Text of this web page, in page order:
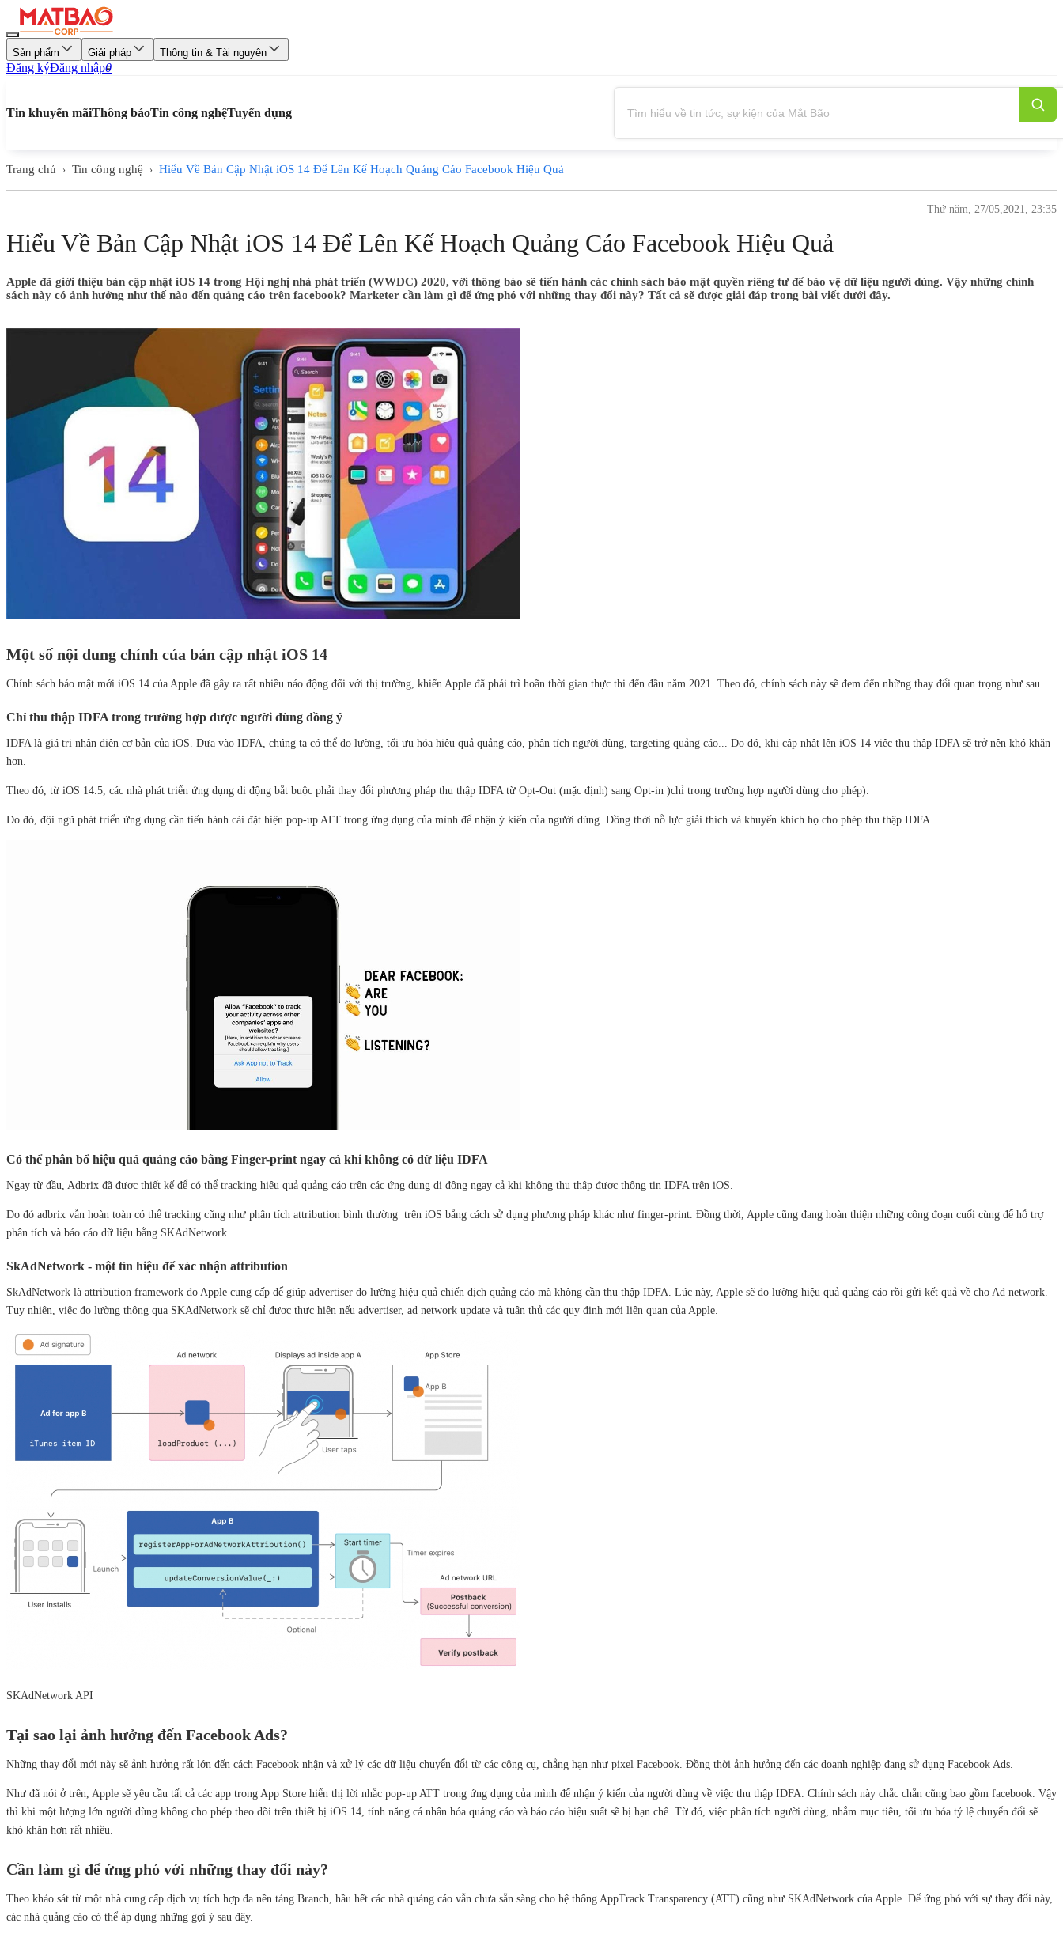
Sản phẩm Giải pháp Thông tin & Tài nguyên
Đăng kýĐăng nhập0
Tin khuyến mãiThông báoTin công nghệTuyển dụng
Trang chủ › Tin công nghệ › Hiểu Về Bản Cập Nhật iOS 14 Để Lên Kế Hoạch Quảng Cáo Facebook Hiệu Quả
Thứ năm, 27/05,2021, 23:35
Hiểu Về Bản Cập Nhật iOS 14 Để Lên Kế Hoạch Quảng Cáo Facebook Hiệu Quả
Apple đã giới thiệu bản cập nhật iOS 14 trong Hội nghị nhà phát triển (WWDC) 2020, với thông báo sẽ tiến hành các chính sách bảo mật quyền riêng tư để bảo vệ dữ liệu người dùng. Vậy những chính
sách này có ảnh hưởng như thế nào đến quảng cáo trên facebook? Marketer cần làm gì để ứng phó với những thay đổi này? Tất cả sẽ được giải đáp trong bài viết dưới đây.
Một số nội dung chính của bản cập nhật iOS 14
Chính sách bảo mật mới iOS 14 của Apple đã gây ra rất nhiều náo động đối với thị trường, khiến Apple đã phải trì hoãn thời gian thực thi đến đầu năm 2021. Theo đó, chính sách này sẽ đem đến những thay đổi quan trọng như sau.
Chỉ thu thập IDFA trong trường hợp được người dùng đồng ý
IDFA là giá trị nhận diện cơ bản của iOS. Dựa vào IDFA, chúng ta có thể đo lường, tối ưu hóa hiệu quả quảng cáo, phân tích người dùng, targeting quảng cáo... Do đó, khi cập nhật lên iOS 14 việc thu thập IDFA sẽ trở nên khó khăn
hơn.
Theo đó, từ iOS 14.5, các nhà phát triển ứng dụng di động bắt buộc phải thay đổi phương pháp thu thập IDFA từ Opt-Out (mặc định) sang Opt-in )chỉ trong trường hợp người dùng cho phép).
Do đó, đội ngũ phát triển ứng dụng cần tiến hành cài đặt hiện pop-up ATT trong ứng dụng của mình để nhận ý kiến của người dùng. Đồng thời nỗ lực giải thích và khuyến khích họ cho phép thu thập IDFA.
Có thể phân bổ hiệu quả quảng cáo bằng Finger-print ngay cả khi không có dữ liệu IDFA
Ngay từ đầu, Adbrix đã được thiết kế để có thể tracking hiệu quả quảng cáo trên các ứng dụng di động ngay cả khi không thu thập được thông tin IDFA trên iOS.
Do đó adbrix vẫn hoàn toàn có thể tracking cũng như phân tích attribution bình thường trên iOS bằng cách sử dụng phương pháp khác như finger-print. Đồng thời, Apple cũng đang hoàn thiện những công đoạn cuối cùng để hỗ trợ
phân tích và báo cáo dữ liệu bằng SKAdNetwork.
SkAdNetwork - một tín hiệu để xác nhận attribution
SkAdNetwork là attribution framework do Apple cung cấp để giúp advertiser đo lường hiệu quả chiến dịch quảng cáo mà không cần thu thập IDFA. Lúc này, Apple sẽ đo lường hiệu quả quảng cáo rồi gửi kết quả về cho Ad network.
Tuy nhiên, việc đo lường thông qua SKAdNetwork sẽ chỉ được thực hiện nếu advertiser, ad network update và tuân thủ các quy định mới liên quan của Apple.
SKAdNetwork API
Tại sao lại ảnh hưởng đến Facebook Ads?
Những thay đổi mới này sẽ ảnh hưởng rất lớn đến cách Facebook nhận và xử lý các dữ liệu chuyển đổi từ các công cụ, chẳng hạn như pixel Facebook. Đồng thời ảnh hưởng đến các doanh nghiệp đang sử dụng Facebook Ads.
Như đã nói ở trên, Apple sẽ yêu cầu tất cả các app trong App Store hiển thị lời nhắc pop-up ATT trong ứng dụng của mình để nhận ý kiến của người dùng về việc thu thập IDFA. Chính sách này chắc chắn cũng bao gồm facebook. Vậy
thì khi một lượng lớn người dùng không cho phép theo dõi trên thiết bị iOS 14, tính năng cá nhân hóa quảng cáo và báo cáo hiệu suất sẽ bị hạn chế. Từ đó, việc phân tích người dùng, nhắm mục tiêu, tối ưu hóa tỷ lệ chuyển đổi sẽ
khó khăn hơn rất nhiều.
Cần làm gì để ứng phó với những thay đổi này?
Theo khảo sát từ một nhà cung cấp dịch vụ tích hợp đa nền tảng Branch, hầu hết các nhà quảng cáo vẫn chưa sẵn sàng cho hệ thống AppTrack Transparency (ATT) cũng như SKAdNetwork của Apple. Để ứng phó với sự thay đổi này,
các nhà quảng cáo có thể áp dụng những gợi ý sau đây.